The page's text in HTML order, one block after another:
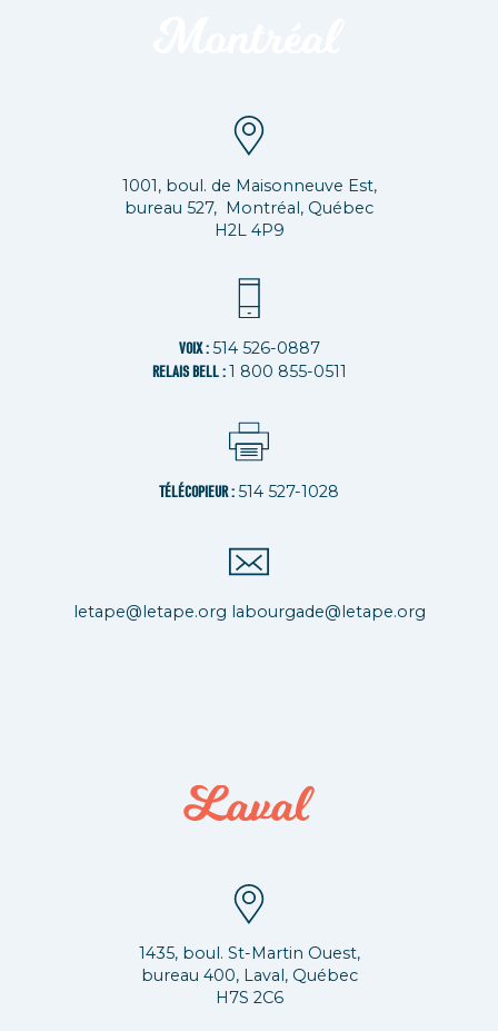
1001, boul. de Maisonneuve Est,
bureau 527, Montréal, Québec
H2L 4P9
VOIX :514 526-0887
RELAIS BELL :1 800 855-0511
TÉLÉCOPIEUR :514 527-1028
letape@letape.org labourgade@letape.org
1435, boul. St-Martin Ouest,
bureau 400, Laval, Québec
H7S 2C6